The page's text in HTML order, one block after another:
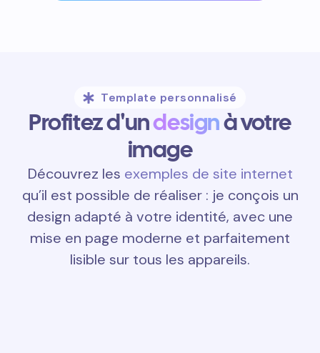
Template personnalisé
Profitez d'undesignà votre
image
Découvrez les exemples de site internet
qu’il est possible de réaliser : je conçois un
design adapté à votre identité, avec une
mise en page moderne et parfaitement
lisible sur tous les appareils.